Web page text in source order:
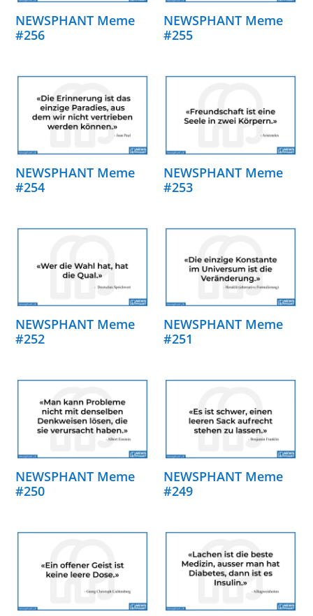
NEWSPHANT Meme
#256
NEWSPHANT Meme
#255
NEWSPHANT Meme
#254
NEWSPHANT Meme
#253
NEWSPHANT Meme
#252
NEWSPHANT Meme
#251
NEWSPHANT Meme
#250
NEWSPHANT Meme
#249